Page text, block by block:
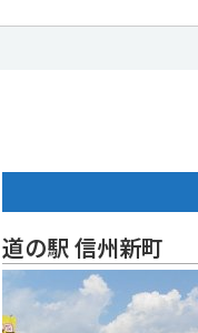
道の駅 信州新町